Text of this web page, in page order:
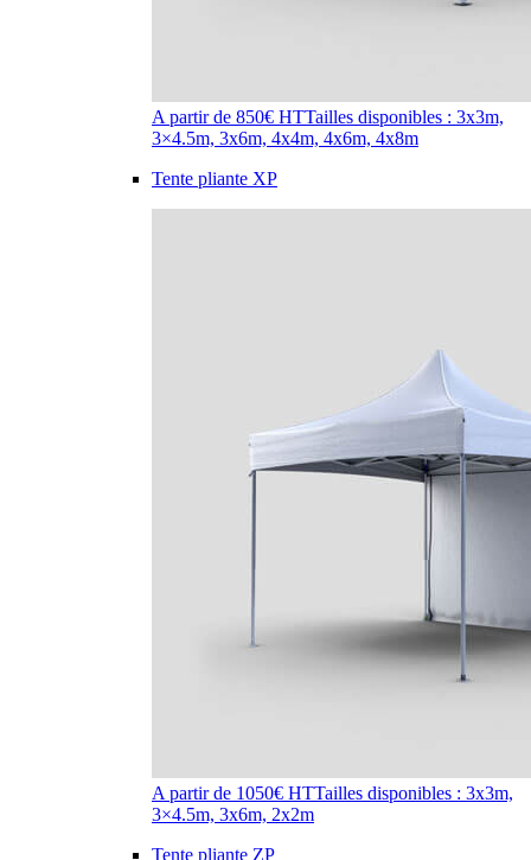
A partir de 850€ HTTailles disponibles : 3x3m,
3×4.5m, 3x6m, 4x4m, 4x6m, 4x8m
Tente pliante XP
A partir de 1050€ HTTailles disponibles : 3x3m,
3×4.5m, 3x6m, 2x2m
Tente pliante ZP